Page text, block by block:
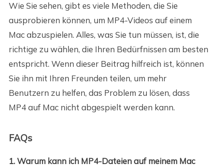
Wie Sie sehen, gibt es viele Methoden, die Sie
ausprobieren können, um MP4-Videos auf einem
Mac abzuspielen. Alles, was Sie tun müssen, ist, die
richtige zu wählen, die Ihren Bedürfnissen am besten
entspricht. Wenn dieser Beitrag hilfreich ist, können
Sie ihn mit Ihren Freunden teilen, um mehr
Benutzern zu helfen, das Problem zu lösen, dass
MP4 auf Mac nicht abgespielt werden kann.
FAQs
1. Warum kann ich MP4-Dateien auf meinem Mac